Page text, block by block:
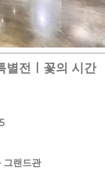
별전ㅣ꽃의 시간
그랜드관